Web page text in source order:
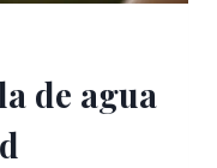
de agua